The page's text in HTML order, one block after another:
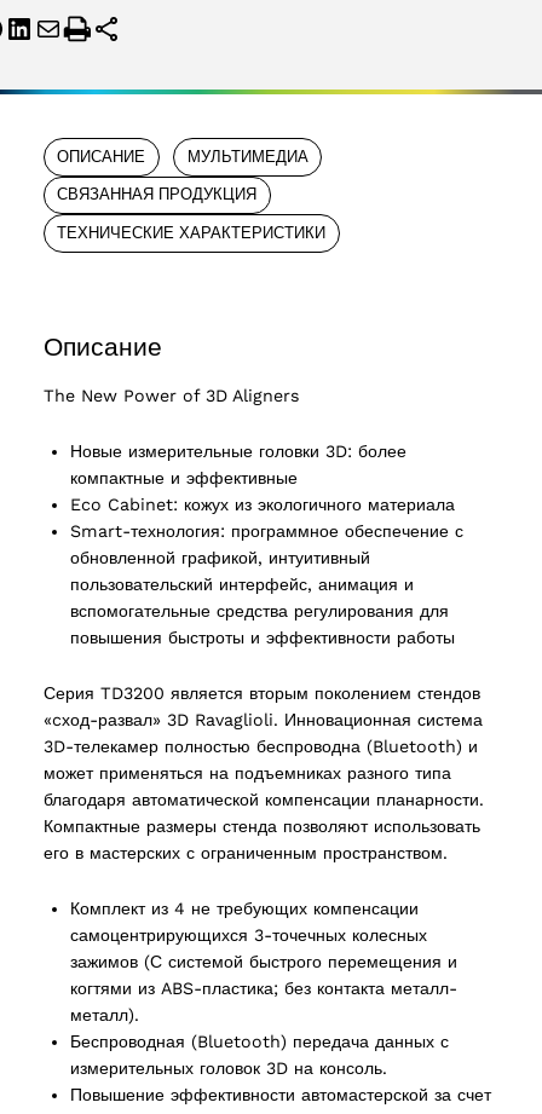
ОПИСАНИЕ МУЛЬТИМЕДИА
СВЯЗАННАЯ ПРОДУКЦИЯ
ТЕХНИЧЕСКИЕ ХАРАКТЕРИСТИКИ
Описание
The New Power of 3D Aligners
Новые измерительные головки 3D: более
компактные и эффективные
Eco Cabinet: кожух из экологичного материала
Smart-технология: программное обеспечение с
обновленной графикой, интуитивный
пользовательский интерфейс, анимация и
вспомогательные средства регулирования для
повышения быстроты и эффективности работы
Серия TD3200 является вторым поколением стендов
«cход-развал» 3D Ravaglioli. Инновационная система
3D-телекамер полностью беспроводна (Bluetooth) и
может применяться на подъемниках разного типа
благодаря автоматической компенсации планарности.
Компактные размеры стенда позволяют использовать
его в мастерских с ограниченным пространством.
Комплект из 4 не требующих компенсации
самоцентрирующихся 3-точечных колесных
зажимов (С системой быстрого перемещения и
когтями из ABS-пластика; без контакта металл-
металл).
Беспроводная (Bluetooth) передача данных с
измерительных головок 3D на консоль.
Повышение эффективности автомастерской за счет